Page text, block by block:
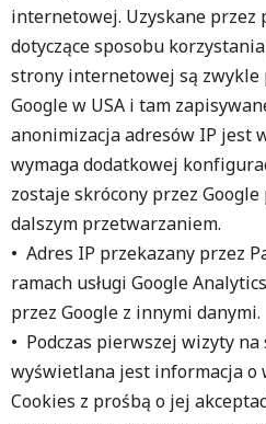
internetowej. Uzyskane przez
dotyczące sposobu
strony internetowej są zwykle
Google w USA i tam
anonimizacja adresów IP jest
wymaga dodatkowej
zostaje skrócony przez
dalszym przetwarzaniem.
• Adres IP przekazany przez
ramach usługi Google
przez Google z innymi danymi.
• Podczas pierwszej wizyty
wyświetlana jest informacja
Cookies z prośbą o jej